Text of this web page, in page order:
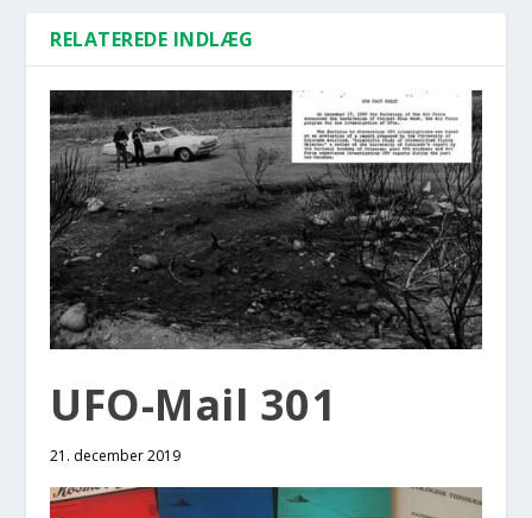
RELATEREDE INDLÆG
UFO-Mail 301
21. december 2019